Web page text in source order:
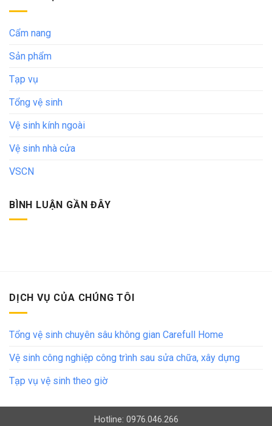
Cẩm nang
Sản phẩm
Tạp vụ
Tổng vệ sinh
Vệ sinh kính ngoài
Vệ sinh nhà cửa
VSCN
BÌNH LUẬN GẦN ĐÂY
DỊCH VỤ CỦA CHÚNG TÔI
Tổng vệ sinh chuyên sâu không gian Carefull Home
Vệ sinh công nghiệp công trình sau sửa chữa, xây dựng
Tạp vụ vệ sinh theo giờ
Hotline: 0976.046.266